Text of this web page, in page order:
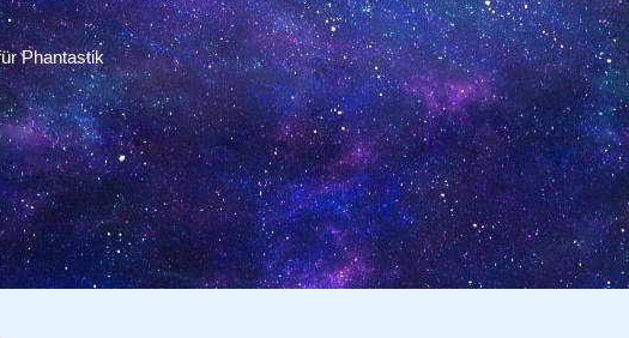
Phantastik